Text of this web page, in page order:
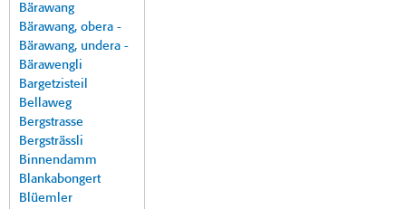
Bärawang
Bärawang, obera -
Bärawang, undera -
Bärawengli
Bargetzisteil
Bellaweg
Bergstrasse
Bergsträssli
Binnendamm
Blankabongert
Blüemler